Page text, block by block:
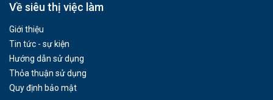
Về siêu thị việc làm
Giới thiệu
Tin tức - sự kiện
Hướng dẫn sử dụng
Thỏa thuận sử dụng
Quy định bảo mật